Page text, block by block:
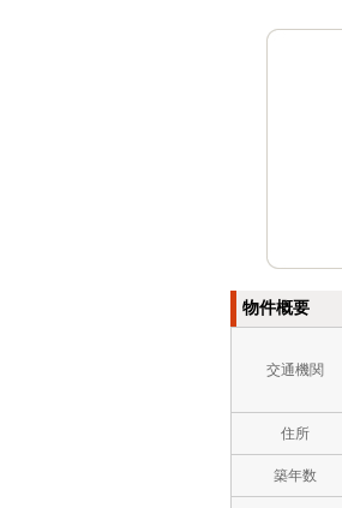
物件概要
交通機関
住所
築年数